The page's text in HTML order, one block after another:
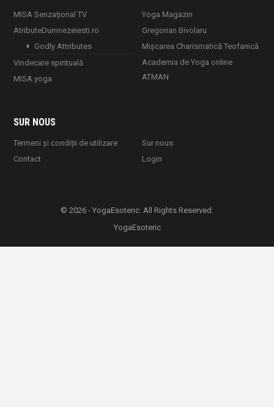
MISA Senzaţional TV
AtributeDumnezeiesti.ro
Godly Attributes
Vindecare spirituală
MISA.yoga
Yoga Magazin
Gregorian Bivolaru
Mișcarea Charismatică Teofanică
Academia de Yoga online
ATMAN
SUR NOUS
Termeni și condiții de utilizare
Contact
Sur nous
Login
© 2026 - YogaEsoteric. All Rights Reserved.
YogaEsoteric